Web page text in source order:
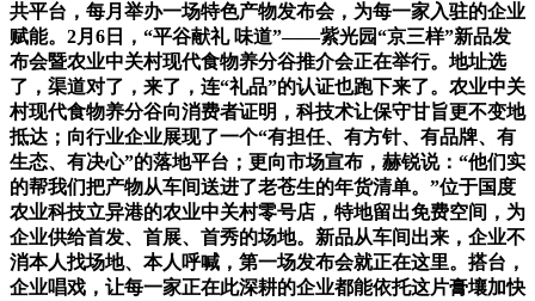
共平台，每月举办一场特色产物发布会，为每一家入驻的企业
赋能。2月6日，“平谷献礼 味道”——紫光园“京三样”新品发
布会暨农业中关村现代食物养分谷推介会正在举行。地址选
了，渠道对了，来了，连“礼品”的认证也跑下来了。农业中关
村现代食物养分谷向消费者证明，科技术让保守甘旨更不变地
抵达；向行业企业展现了一个“有担任、有方针、有品牌、有
生态、有决心”的落地平台；更向市场宣布，赫锐说：“他们实
的帮我们把产物从车间送进了老苍生的年货清单。”位于国度
农业科技立异港的农业中关村零号店，特地留出免费空间，为
企业供给首发、首展、首秀的场地。新品从车间出来，企业不
消本人找场地、本人呼喊，第一场发布会就正在这里。搭台，
企业唱戏，让每一家正在此深耕的企业都能依托这片膏壤加快